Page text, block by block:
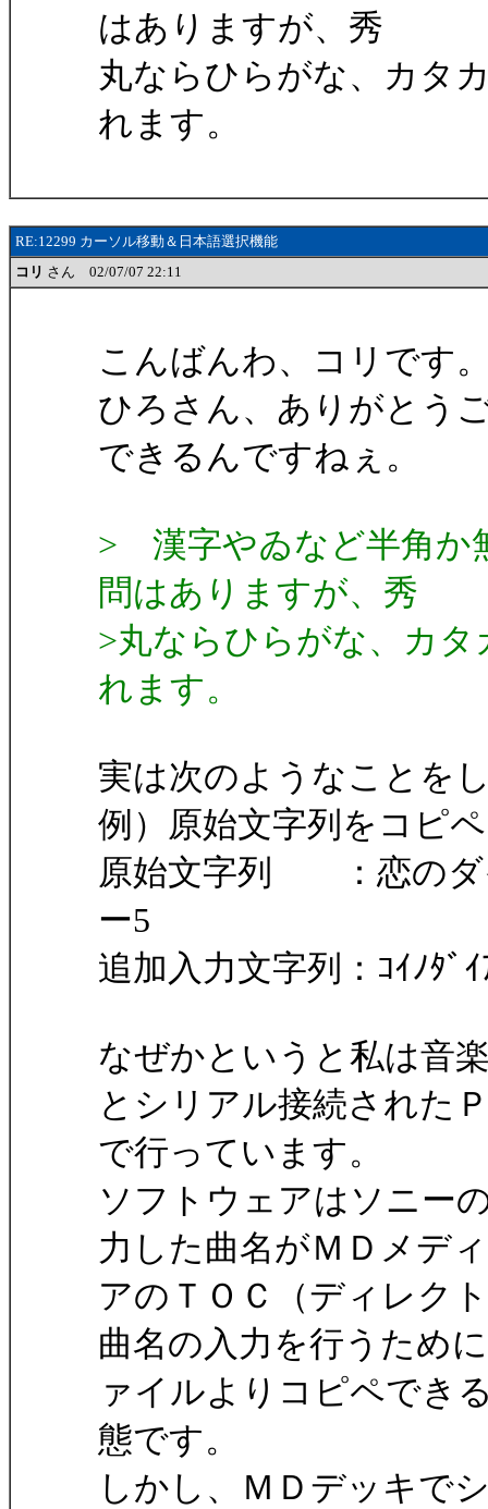
はありますが、秀
丸ならひらがな、カタ
れます。
RE:12299 カーソル移動＆日本語選択機能
コリ さん 02/07/07 22:11
こんばんわ、コリです
ひろさん、ありがとう
できるんですねぇ。
> 漢字やゐなど半角か
問はありますが、秀
>丸ならひらがな、カ
れます。
実は次のようなことを
例）原始文字列をコピ
原始文字列 ：恋のダ
ー5
追加入力文字列：ｺｲﾉﾀﾞｲ
なぜかというと私は音
とシリアル接続された
で行っています。
ソフトウェアはソニー
力した曲名がＭＤメディ
アのＴＯＣ（ディレク
曲名の入力を行うため
ァイルよりコピペでき
態です。
しかし、ＭＤデッキで